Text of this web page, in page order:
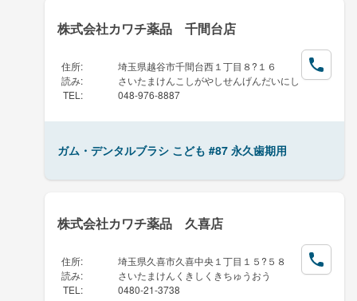
株式会社カワチ薬品 千間台店
住所:
埼玉県越谷市千間台西１丁目８?１６
読み:
さいたまけんこしがやしせんげんだいにし
TEL : 048-976-8887
ガム・デンタルブラシ こども #87 永久歯期用
株式会社カワチ薬品 久喜店
住所:
埼玉県久喜市久喜中央１丁目１５?５８
読み:
さいたまけんくきしくきちゅうおう
TEL : 0480-21-3738